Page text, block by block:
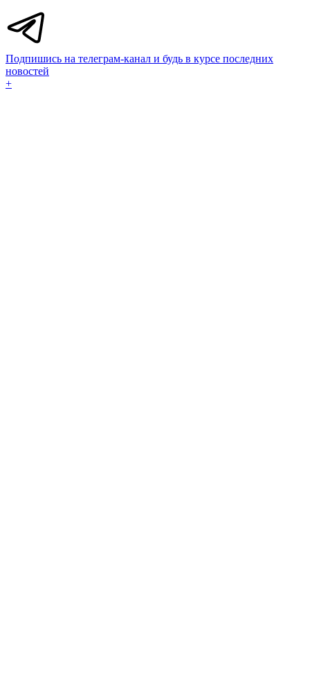
Подпишись на телеграм-канал и будь в курсе последних
новостей
+